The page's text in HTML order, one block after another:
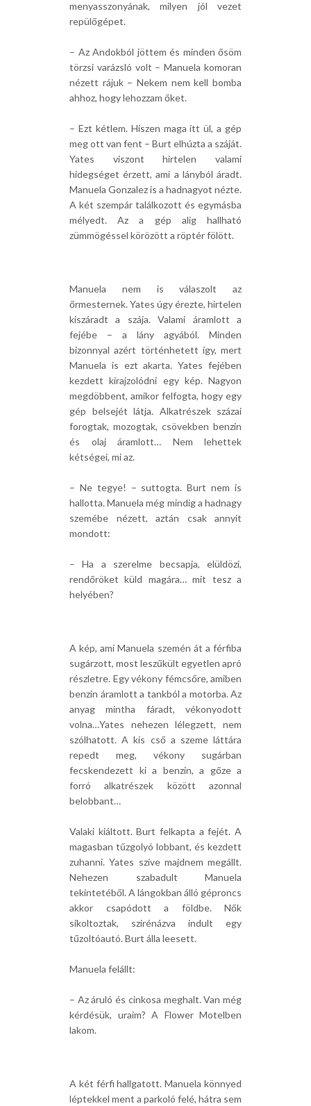
menyasszonyának, milyen jól vezet
repülőgépet.
– Az Andokból jöttem és minden ősöm
törzsi varázsló volt – Manuela komoran
nézett rájuk – Nekem nem kell bomba
ahhoz, hogy lehozzam őket.
– Ezt kétlem. Hiszen maga itt ül, a gép
meg ott van fent – Burt elhúzta a száját.
Yates viszont hirtelen valami
hidegséget érzett, ami a lányból áradt.
Manuela Gonzalez is a hadnagyot nézte.
A két szempár találkozott és egymásba
mélyedt. Az a gép alig hallható
zümmögéssel körözött a röptér fölött.
Manuela nem is válaszolt az
őrmesternek. Yates úgy érezte, hirtelen
kiszáradt a szája. Valami áramlott a
fejébe – a lány agyából. Minden
bizonnyal azért történhetett így, mert
Manuela is ezt akarta. Yates fejében
kezdett kirajzolódni egy kép. Nagyon
megdöbbent, amikor felfogta, hogy egy
gép belsejét látja. Alkatrészek százai
forogtak, mozogtak, csövekben benzin
és olaj áramlott… Nem lehettek
kétségei, mi az.
– Ne tegye! – suttogta. Burt nem is
hallotta. Manuela még mindig a hadnagy
szemébe nézett, aztán csak annyit
mondott:
– Ha a szerelme becsapja, elüldözi,
rendőröket küld magára… mit tesz a
helyében?
A kép, ami Manuela szemén át a férfiba
sugárzott, most leszűkült egyetlen apró
részletre. Egy vékony fémcsőre, amiben
benzin áramlott a tankból a motorba. Az
anyag mintha fáradt, vékonyodott
volna…Yates nehezen lélegzett, nem
szólhatott. A kis cső a szeme láttára
repedt meg, vékony sugárban
fecskendezett ki a benzin, a gőze a
forró alkatrészek között azonnal
belobbant…
Valaki kiáltott. Burt felkapta a fejét. A
magasban tűzgolyó lobbant, és kezdett
zuhanni. Yates szíve majdnem megállt.
Nehezen szabadult Manuela
tekintetéből. A lángokban álló géproncs
akkor csapódott a földbe. Nők
sikoltoztak, szirénázva indult egy
tűzoltóautó. Burt álla leesett.
Manuela felállt:
– Az áruló és cinkosa meghalt. Van még
kérdésük, uraim? A Flower Motelben
lakom.
A két férfi hallgatott. Manuela könnyed
léptekkel ment a parkoló felé, hátra sem